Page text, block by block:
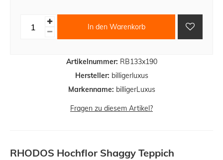
Artikelnummer: RB133x190
Hersteller: billigerluxus
Markenname: billigerLuxus
In den Warenkorb
Fragen zu diesem Artikel?
RHODOS Hochflor Shaggy Teppich